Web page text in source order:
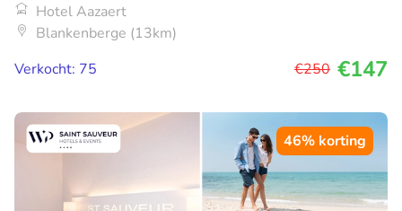
Hotel Aazaert
Blankenberge (13km)
Verkocht: 75
€250 €147
46% korting